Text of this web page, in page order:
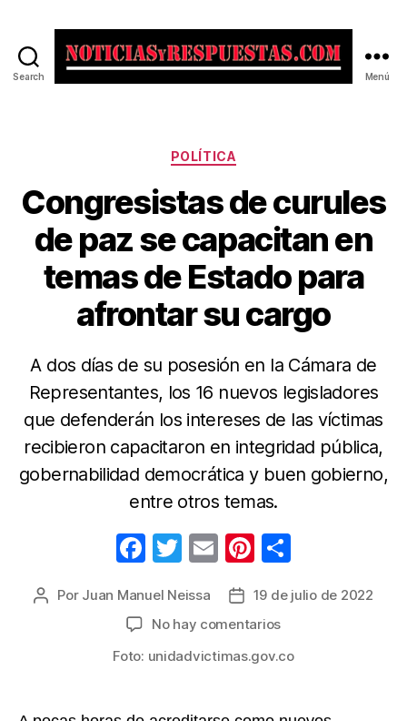
Search Menú
Categorías
POLÍTICA
Congresistas de curules
de paz se capacitan en
temas de Estado para
afrontar su cargo
A dos días de su posesión en la Cámara de
Representantes, los 16 nuevos legisladores
que defenderán los intereses de las víctimas
recibieron capacitaron en integridad pública,
gobernabilidad democrática y buen gobierno,
entre otros temas.
F
c
e
b
T
itt
er
E
ail
Pi
er
e
st
m
ar
Autor
Por Juan Manuel Neissa
Fecha
entrada
19 de julio de 2022
No hay comentariosen
de
Foto: unidadvictimas.gov.co